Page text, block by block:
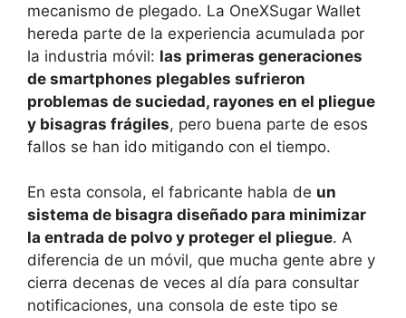
mecanismo de plegado. La OneXSugar Wallet
hereda parte de la experiencia acumulada por
la industria móvil: las primeras generaciones
de smartphones plegables sufrieron
problemas de suciedad, rayones en el pliegue
y bisagras frágiles, pero buena parte de esos
fallos se han ido mitigando con el tiempo.
En esta consola, el fabricante habla de un
sistema de bisagra diseñado para minimizar
la entrada de polvo y proteger el pliegue. A
diferencia de un móvil, que mucha gente abre y
cierra decenas de veces al día para consultar
notificaciones, una consola de este tipo se